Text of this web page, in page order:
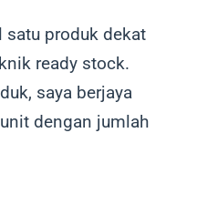
satu produk dekat
ready stock.
saya berjaya
dengan jumlah